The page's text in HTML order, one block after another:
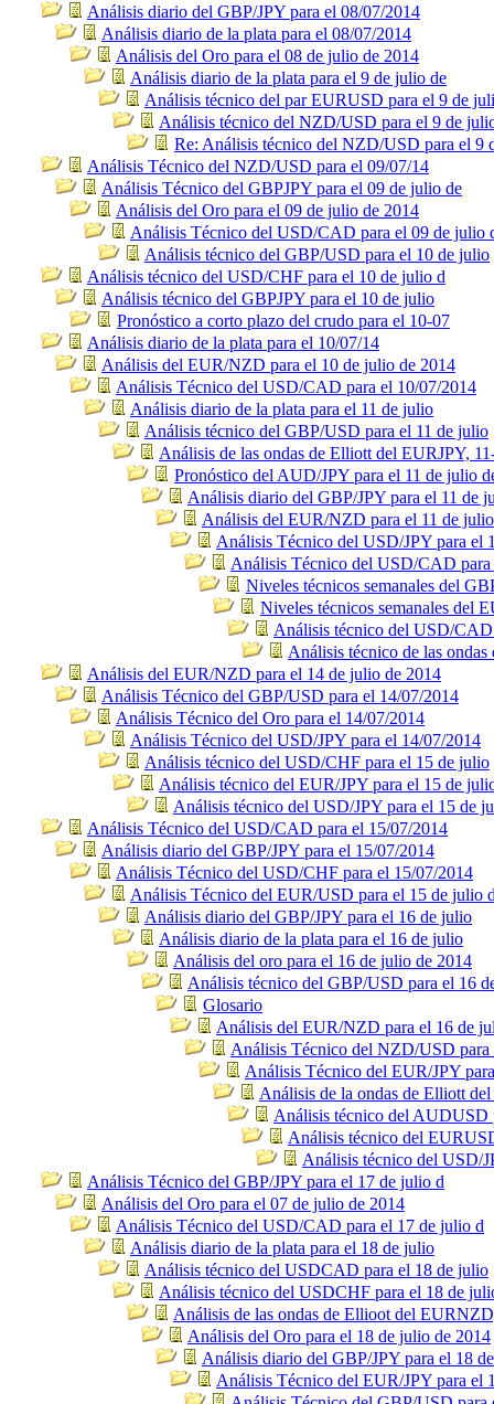
Análisis diario del GBP/JPY para el 08/07/2014
Análisis diario de la plata para el 08/07/2014
Análisis del Oro para el 08 de julio de 2014
Análisis diario de la plata para el 9 de julio de
Análisis técnico del par EURUSD para el 9 de
Análisis técnico del NZD/USD para el 9 de
Re: Análisis técnico del NZD/USD para el 9
Análisis Técnico del NZD/USD para el 09/07/14
Análisis Técnico del GBPJPY para el 09 de julio de
Análisis del Oro para el 09 de julio de 2014
Análisis Técnico del USD/CAD para el 09 de julio
Análisis técnico del GBP/USD para el 10 de julio
Análisis técnico del USD/CHF para el 10 de julio d
Análisis técnico del GBPJPY para el 10 de julio
Pronóstico a corto plazo del crudo para el 10-07
Análisis diario de la plata para el 10/07/14
Análisis del EUR/NZD para el 10 de julio de 2014
Análisis Técnico del USD/CAD para el 10/07/2014
Análisis diario de la plata para el 11 de julio
Análisis técnico del GBP/USD para el 11 de julio
Análisis de las ondas de Elliott del EURJPY,
Pronóstico del AUD/JPY para el 11 de julio
Análisis diario del GBP/JPY para el 11 de
Análisis del EUR/NZD para el 11 de
Análisis Técnico del USD/JPY para el
Análisis Técnico del USD/CAD
Niveles técnicos semanales del
Niveles técnicos semanales del
Análisis técnico del USD/
Análisis técnico de las
Análisis del EUR/NZD para el 14 de julio de 2014
Análisis Técnico del GBP/USD para el 14/07/2014
Análisis Técnico del Oro para el 14/07/2014
Análisis Técnico del USD/JPY para el 14/07/2014
Análisis técnico del USD/CHF para el 15 de julio
Análisis técnico del EUR/JPY para el 15 de
Análisis técnico del USD/JPY para el 15 de
Análisis Técnico del USD/CAD para el 15/07/2014
Análisis diario del GBP/JPY para el 15/07/2014
Análisis Técnico del USD/CHF para el 15/07/2014
Análisis Técnico del EUR/USD para el 15 de julio
Análisis diario del GBP/JPY para el 16 de julio
Análisis diario de la plata para el 16 de julio
Análisis del oro para el 16 de julio de 2014
Análisis técnico del GBP/USD para el 16
Glosario
Análisis del EUR/NZD para el 16 de
Análisis Técnico del NZD/USD para
Análisis Técnico del EUR/JPY
Análisis de la ondas de Elliott
Análisis técnico del AUDUSD
Análisis técnico del
Análisis técnico del USD/
Análisis Técnico del GBP/JPY para el 17 de julio d
Análisis del Oro para el 07 de julio de 2014
Análisis Técnico del USD/CAD para el 17 de julio d
Análisis diario de la plata para el 18 de julio
Análisis técnico del USDCAD para el 18 de julio
Análisis técnico del USDCHF para el 18 de
Análisis de las ondas de Ellioot del
Análisis del Oro para el 18 de julio de 2014
Análisis diario del GBP/JPY para el 18
Análisis Técnico del EUR/JPY para el